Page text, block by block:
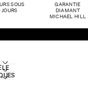
SOUS
GARANTIE
DIAMANT
MICHAEL HILL